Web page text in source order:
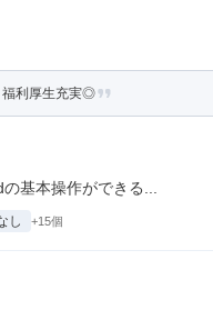
福利厚生充実◎
基本操作ができる...
し +15個